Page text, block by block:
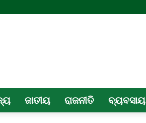
ଜାତୀୟ ରାଜନୀତି ବ୍ୟବସାୟ